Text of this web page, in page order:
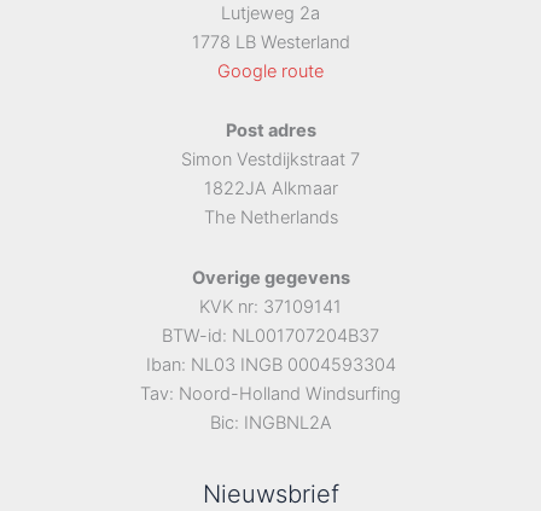
Lutjeweg 2a
1778 LB Westerland
Google route
Post adres
Simon Vestdijkstraat 7
1822JA Alkmaar
The Netherlands
Overige gegevens
KVK nr: 37109141
BTW-id: NL001707204B37
Iban: NL03 INGB 0004593304
Tav: Noord-Holland Windsurfing
Bic: INGBNL2A
Nieuwsbrief